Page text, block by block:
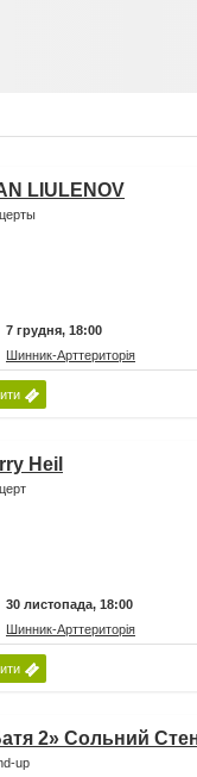
LIULENOV
7 грудня, 18:00
Шинник-Арттериторія
Heil
30 листопада, 18:00
Шинник-Арттериторія
2» Сольний
up